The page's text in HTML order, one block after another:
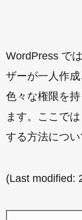
WordPress で
ザーが一人作
色々な権限を
ます。ここで
する方法につい
(Last modified: